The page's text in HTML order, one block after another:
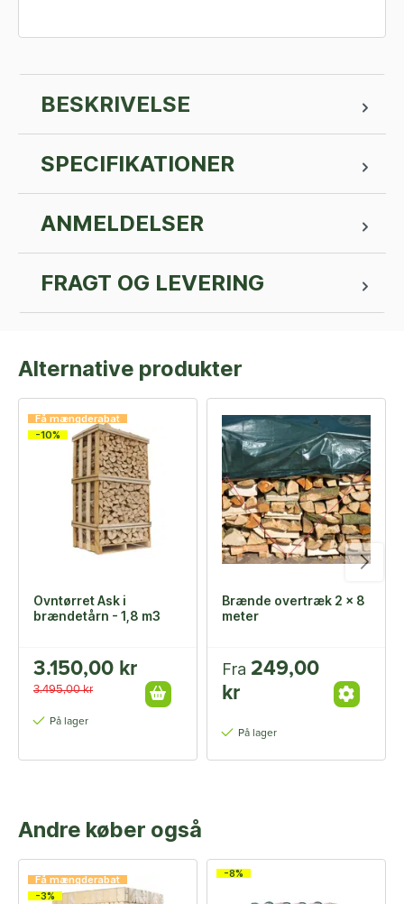
BESKRIVELSE
SPECIFIKATIONER
ANMELDELSER
FRAGT OG LEVERING
Alternative produkter
Få mængderabat
-10%
Ovntørret Ask i
brændetårn - 1,8 m3
3.150,00 kr
3.495,00 kr
På lager
Brænde overtræk 2 x 8
meter
Fra 249,00
kr
På lager
Andre køber også
Få mængderabat
-3%
-8%